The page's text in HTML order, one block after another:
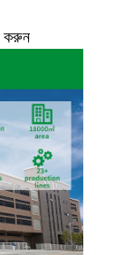
করুন